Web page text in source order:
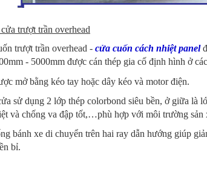
trượt trần overhead
trượt trần overhead - cửa cuốn cách nhiệt panel
- 5000mm được cán thép gia cố định hình ở
mở bằng kéo tay hoặc dây kéo và motor điện.
sử dụng 2 lớp thép colorbond siêu bền, ở giữa là
và chống va đập tốt,…phù hợp với môi trường
bánh xe di chuyển trên hai ray dẫn hướng giúp
bỉ.